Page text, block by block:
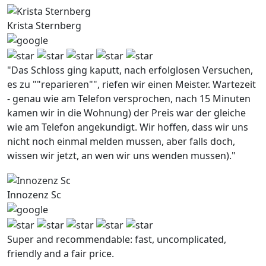
Krista Sternberg
"Das Schloss ging kaputt, nach erfolglosen Versuchen,
es zu ""reparieren"", riefen wir einen Meister. Wartezeit
- genau wie am Telefon versprochen, nach 15 Minuten
kamen wir in die Wohnung) der Preis war der gleiche
wie am Telefon angekundigt. Wir hoffen, dass wir uns
nicht noch einmal melden mussen, aber falls doch,
wissen wir jetzt, an wen wir uns wenden mussen)."
Innozenz Sc
Super and recommendable: fast, uncomplicated,
friendly and a fair price.